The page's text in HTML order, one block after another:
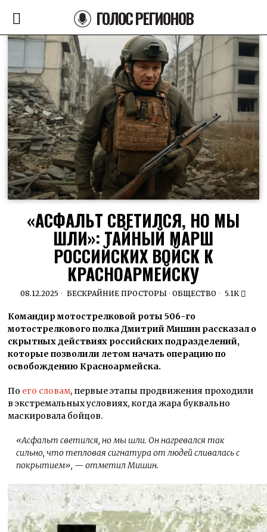
ГОЛОС РЕГИОНОВ
«АСФАЛЬТ СВЕТИЛСЯ, НО МЫ
ШЛИ»: ТАЙНЫЙ МАРШ
РОССИЙСКИХ ВОЙСК К
КРАСНОАРМЕЙСКУ
08.12.2025 БЕСКРАЙНИЕ ПРОСТОРЫ · ОБЩЕСТВО 5.1K
Командир мотострелковой роты 506-го
мотострелкового полка Дмитрий Мишин рассказал о
скрытных действиях российских подразделений,
которые позволили летом начать операцию по
освобождению Красноармейска.
По его словам, первые этапы продвижения проходили
в экстремальных условиях, когда жара буквально
маскировала бойцов.
«Асфальт светился, но мы шли. Он нагревался так
сильно, что тепловая сигнатура от людей сливалась с
покрытием», — отметил Мишин.